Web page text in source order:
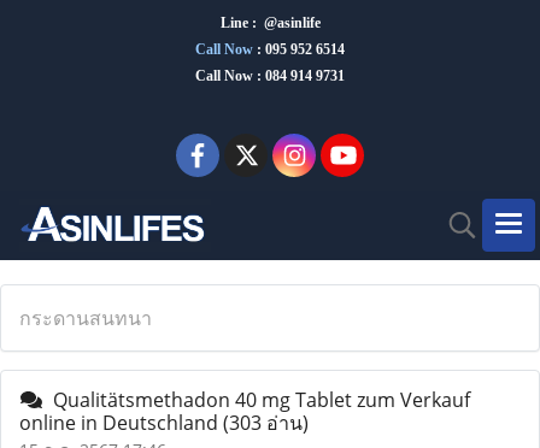
Line : @asinlife
Call Now : 095 952 6514
Call Now : 084 914 9731
กระดานสนทนา
Qualitätsmethadon 40 mg Tablet zum Verkauf
online in Deutschland (303 อ่าน)